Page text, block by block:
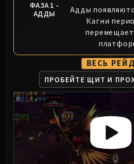
Smolderon
Tindral
Fyrakk
ABERRUS
Kazzara
The Amalgamation
The Forgotten
Assault of the
Rashok, the
Zskarn
Magmorax
Echo of
ФАЗА 1 -
АДДЫ
Адды
Кагни
ВЕСЬ РЕЙД
ПРОБЕЙТЕ ЩИТ И